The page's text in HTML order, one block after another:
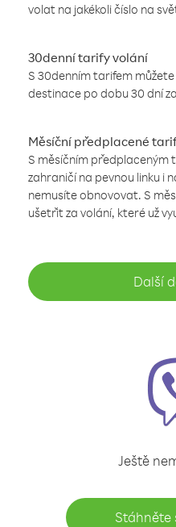
volat na jakékoli číslo na
30denní tarify volání
S 30denním tarifem
destinace po dobu 30 dní
Měsíční předplacené
S měsíčním předplaceným
zahraničí na pevnou linku i
nemusíte obnovovat. S
ušetřit za volání, které už
Další
Ještě
Stáhněte